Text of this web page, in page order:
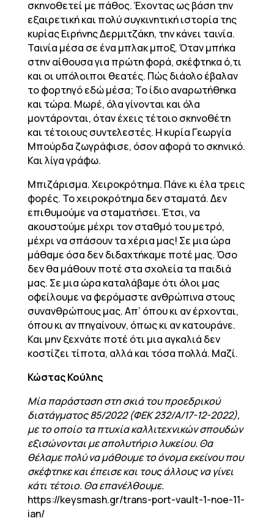
σκηνοθετεί με πάθος. Έχοντας ως βάση την
εξαιρετική και πολύ συγκινητική ιστορία της
κυρίας Ειρήνης Δερμιτζάκη, την κάνει ταινία.
Ταινία μέσα σε ένα μπλακ μποξ. Όταν μπήκα
στην αίθουσα για πρώτη φορά, σκέφτηκα ό,τι
και οι υπόλοιποι θεατές. Πώς διάολο έβαλαν
το φορτηγό εδώ μέσα; Το ίδιο αναρωτήθηκα
και τώρα. Μωρέ, όλα γίνονται και όλα
μοντάρονται, όταν έχεις τέτοιο σκηνοθέτη
και τέτοιους συντελεστές. Η κυρία Γεωργία
Μπούρδα ζωγράφισε, όσον αφορά το σκηνικό.
Και λίγα γράφω.
Μπιζάρισμα. Χειροκρότημα. Πάνε κι έλα τρεις
φορές. Το χειροκρότημα δεν σταματά. Δεν
επιθυμούμε να σταματήσει. Έτσι, να
ακουστούμε μέχρι τον σταθμό του μετρό,
μέχρι να σπάσουν τα χέρια μας! Σε μια ώρα
μάθαμε όσα δεν διδαχτήκαμε ποτέ μας. Όσο
δεν θα μάθουν ποτέ στα σχολεία τα παιδιά
μας. Σε μια ώρα καταλάβαμε ότι όλοι μας
οφείλουμε να φερόμαστε ανθρώπινα στους
συνανθρώπους μας. Απ’ όπου κι αν έρχονται,
όπου κι αν πηγαίνουν, όπως κι αν κατουράνε.
Και μην ξεχνάτε ποτέ ότι μια αγκαλιά δεν
κοστίζει τίποτα, αλλά και τόσα πολλά. Μαζί.
Κώστας Κούλης
Μία παράσταση στη σκιά του προεδρικού
διατάγματος 85/2022 (ΦΕΚ 232/Α/17-12-2022),
με το οποίο τα πτυχία καλλιτεχνικών σπουδών
εξισώνονται με απολυτήριο λυκείου. Θα
θέλαμε πολύ να μάθουμε το όνομα εκείνου που
σκέφτηκε και έπεισε και τους άλλους να γίνει
κάτι τέτοιο. Θα επανέλθουμε.
https://keysmash.gr/trans-port-vault-1-noe-11-
ian/